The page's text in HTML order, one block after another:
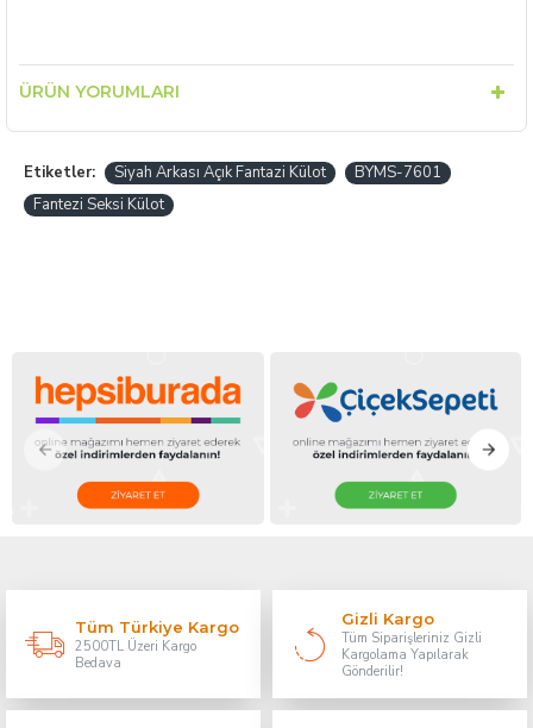
ÜRÜN YORUMLARI
Etiketler: Siyah Arkası Açık Fantazi Külot
BYMS-7601
Fantezi Seksi Külot
Tüm Türkiye Kargo
2500TL Üzeri Kargo
Bedava
Gizli Kargo
Tüm Siparişleriniz Gizli
Kargolama Yapılarak
Gönderilir!